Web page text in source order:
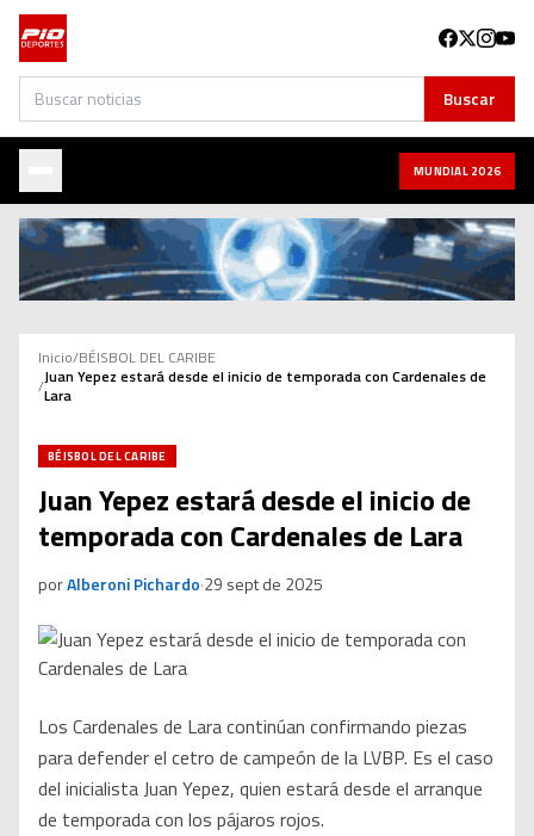
Buscar Buscar
MUNDIAL 2026
Inicio/BÉISBOL DEL CARIBE
/Juan Yepez estará desde el inicio de temporada con Cardenales de
Lara
BÉISBOL DEL CARIBE
Juan Yepez estará desde el inicio de
temporada con Cardenales de Lara
porAlberoni Pichardo·29 sept de 2025
Los Cardenales de Lara continúan confirmando piezas
para defender el cetro de campeón de la LVBP. Es el caso
del inicialista Juan Yepez, quien estará desde el arranque
de temporada con los pájaros rojos.